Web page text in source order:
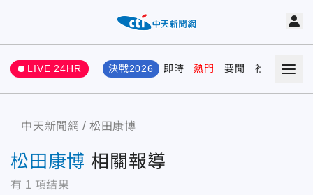
LIVE 24HR 決戰2026 即時 熱門 要聞 社會 娛樂
中天新聞網 松田康博
松田康博 相關報導
有 1 項結果